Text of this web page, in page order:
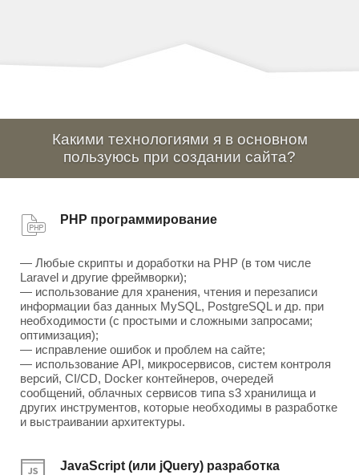
Какими технологиями я в основном
пользуюсь при создании сайта?
PHP программирование
— Любые скрипты и доработки на PHP (в том числе
Laravel и другие фреймворки);
— использование для хранения, чтения и перезаписи
информации баз данных MySQL, PostgreSQL и др. при
необходимости (с простыми и сложными запросами;
оптимизация);
— исправление ошибок и проблем на сайте;
— использование API, микросервисов, систем контроля
версий, CI/CD, Docker контейнеров, очередей
сообщений, облачных сервисов типа s3 хранилища и
других инструментов, которые необходимы в разработке
и выстраивании архитектуры.
JavaScript (или jQuery) разработка